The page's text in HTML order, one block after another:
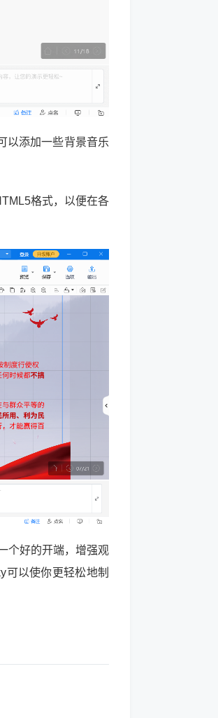
以添加一些背景音乐
格式，以便在各
个好的开端，增强观
可以使你更轻松地制